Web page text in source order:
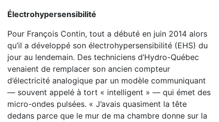
Électrohypersensibilité
Pour François Contin, tout a débuté en juin 2014 alors
qu’il a développé son électrohypersensibilité (EHS) du
jour au lendemain. Des techniciens d’Hydro-Québec
venaient de remplacer son ancien compteur
d’électricité analogique par un modèle communiquant
— souvent appelé à tort « intelligent » — qui émet des
micro-ondes pulsées. « J’avais quasiment la tête
dedans parce que le mur de ma chambre donne sur la